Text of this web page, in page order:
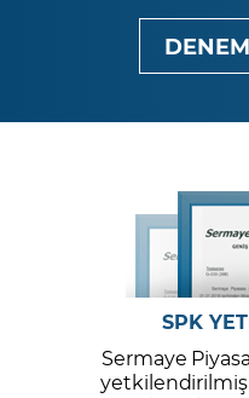
SPK
Sermaye
yetkilendirilmiş